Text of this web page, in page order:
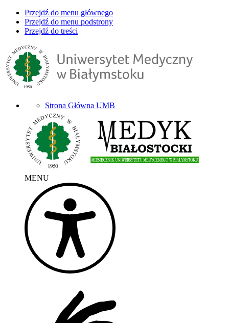
Przejdź do menu głównego
Przejdź do menu podstrony
Przejdź do treści
Strona Główna UMB
MENU